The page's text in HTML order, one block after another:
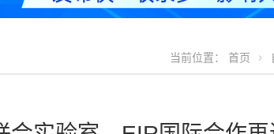
当前位置： 首页